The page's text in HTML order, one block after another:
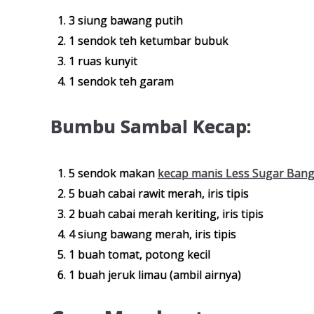
3 siung bawang putih
1 sendok teh ketumbar bubuk
1 ruas kunyit
1 sendok teh garam
Bumbu Sambal Kecap:
5 sendok makan kecap manis Less Sugar
5 buah cabai rawit merah, iris tipis
2 buah cabai merah keriting, iris tipis
4 siung bawang merah, iris tipis
1 buah tomat, potong kecil
1 buah jeruk limau (ambil airnya)